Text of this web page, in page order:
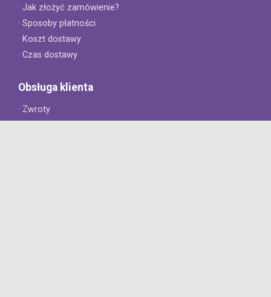
· Jak złożyć zamówienie?
· Sposoby płatności
· Koszt dostawy
· Czas dostawy
Obsługa klienta
· Zwroty